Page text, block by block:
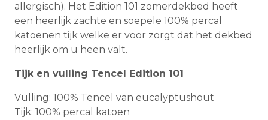
allergisch). Het Edition 101 zomerdekbed heeft
een heerlijk zachte en soepele 100% percal
katoenen tijk welke er voor zorgt dat het dekbed
heerlijk om u heen valt.
Tijk en vulling Tencel Edition 101
Vulling: 100% Tencel van eucalyptushout
Tijk: 100% percal katoen